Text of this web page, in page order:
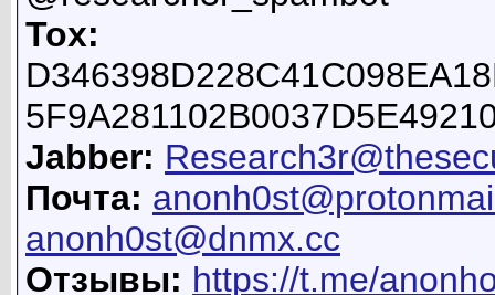
Tox:
Jabber:
Почта:
anonh0st@dnmx.cc
Отзывы: https://t.me/